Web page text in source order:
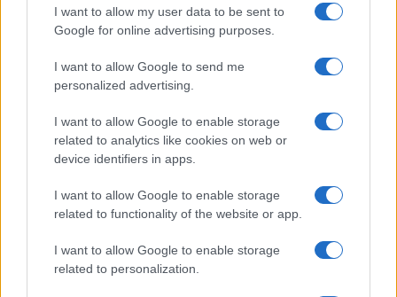
I want to allow my user data to be sent to
Google for online advertising purposes.
I want to allow Google to send me
personalized advertising.
I want to allow Google to enable storage
related to analytics like cookies on web or
device identifiers in apps.
I want to allow Google to enable storage
related to functionality of the website or app.
I want to allow Google to enable storage
related to personalization.
Ripensare le tecnologie umanitarie oltre i criteri dei
donatori
Martina Marchesi · 10 Lug 2026